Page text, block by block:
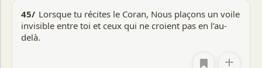
45/ Lorsque tu récites le Coran, Nous plaçons un voile
invisible entre toi et ceux qui ne croient pas en l’au-
delà.
+